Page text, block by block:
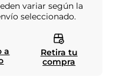
variar según la
seleccionado.
a
Retira tu
compra